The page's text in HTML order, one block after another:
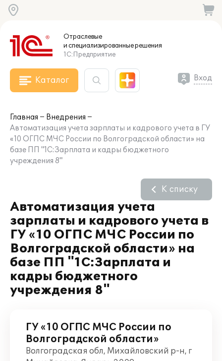
Отраслевые
и специализированныерешения
1С:Предприятие
Каталог Вход
Главная
Внедрения
Автоматизация учета зарплаты и кадрового учета в ГУ
«10 ОГПС МЧС России по Волгоградской области» на
базе ПП "1С:Зарплата и кадры бюджетного
учреждения 8"
Автоматизация учета
зарплаты и кадрового учета в
ГУ «10 ОГПС МЧС России по
Волгоградской области» на
базе ПП "1С:Зарплата и
кадры бюджетного
учреждения 8"
К списку
ГУ «10 ОГПС МЧС России по
Волгоградской области»
Волгоградская обл, Михайловский р-н, г